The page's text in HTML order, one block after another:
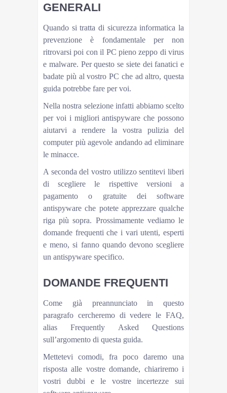
GENERALI
Quando si tratta di sicurezza informatica la
prevenzione è fondamentale per non
ritrovarsi poi con il PC pieno zeppo di virus
e malware. Per questo se siete dei fanatici e
badate più al vostro PC che ad altro, questa
guida potrebbe fare per voi.
Nella nostra selezione infatti abbiamo scelto
per voi i migliori antispyware che possono
aiutarvi a rendere la vostra pulizia del
computer più agevole andando ad eliminare
le minacce.
A seconda del vostro utilizzo sentitevi liberi
di scegliere le rispettive versioni a
pagamento o gratuite dei software
antispyware che potete apprezzare qualche
riga più sopra. Prossimamente vediamo le
domande frequenti che i vari utenti, esperti
e meno, si fanno quando devono scegliere
un antispyware specifico.
DOMANDE FREQUENTI
Come già preannunciato in questo
paragrafo cercheremo di vedere le FAQ,
alias Frequently Asked Questions
sull’argomento di questa guida.
Mettetevi comodi, fra poco daremo una
risposta alle vostre domande, chiariremo i
vostri dubbi e le vostre incertezze sui